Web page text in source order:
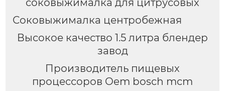
соковыжималка для цитрусовых
Соковыжималка центробежная
Высокое качество 1.5 литра блендер
завод
Производитель пищевых
процессоров Oem bosch mcm